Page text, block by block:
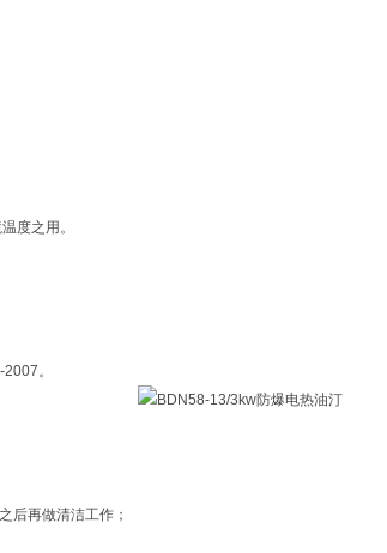
度之用。
。
后再做清洁工作；